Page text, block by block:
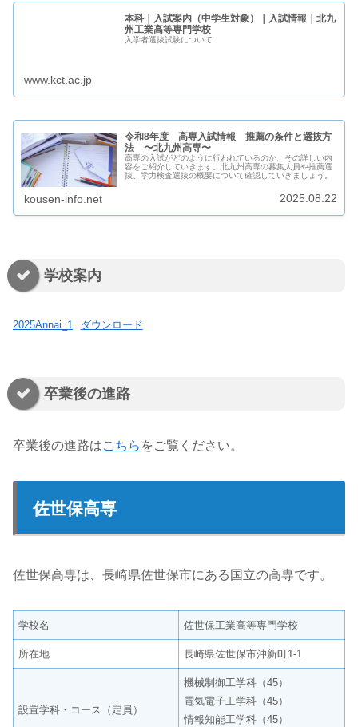
本科｜入試案内（中学生対象）｜入試情報｜北九
州工業高等専門学校
入学者選抜試験について
www.kct.ac.jp
令和8年度 高専入試情報 推薦の条件と選抜方
法 〜北九州高専〜
高専の入試がどのように行われているのか、その詳しい内
容をご紹介していきます。北九州高専の募集人員や推薦選
抜、学力検査選抜の概要について確認していきましょう。
kousen-info.net 2025.08.22
学校案内
2025Annai_1 ダウンロード
卒業後の進路
卒業後の進路はこちら をご覧ください。
佐世保高専
佐世保高専は、長崎県佐世保市にある国立の高専です。
学校名 佐世保工業高等専門学校
所在地 長崎県佐世保市沖新町1-1
設置学科・コース（定員）
機械制御工学科（45）
電気電子工学科（45）
情報知能工学科（45）